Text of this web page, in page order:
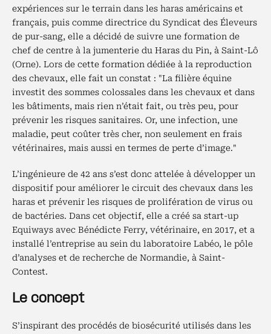
expériences sur le terrain dans les haras américains et
français, puis comme directrice du Syndicat des Éleveurs
de pur-sang, elle a décidé de suivre une formation de
chef de centre à la jumenterie du Haras du Pin, à Saint-Lô
(Orne). Lors de cette formation dédiée à la reproduction
des chevaux, elle fait un constat : "La filière équine
investit des sommes colossales dans les chevaux et dans
les bâtiments, mais rien n’était fait, ou très peu, pour
prévenir les risques sanitaires. Or, une infection, une
maladie, peut coûter très cher, non seulement en frais
vétérinaires, mais aussi en termes de perte d’image."
L’ingénieure de 42 ans s’est donc attelée à développer un
dispositif pour améliorer le circuit des chevaux dans les
haras et prévenir les risques de prolifération de virus ou
de bactéries. Dans cet objectif, elle a créé sa start-up
Equiways avec Bénédicte Ferry, vétérinaire, en 2017, et a
installé l’entreprise au sein du laboratoire Labéo, le pôle
d’analyses et de recherche de Normandie, à Saint-
Contest.
Le concept
S’inspirant des procédés de biosécurité utilisés dans les